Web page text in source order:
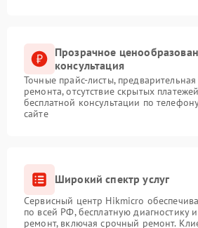
Прозрачное
консультация
Точные прайс-листы,
ремонта, отсутствие скрытых
бесплатной консультации по
сайте
Широкий спектр услуг
Сервисный центр Hikmicro
по всей РФ, бесплатную диагностику
ремонт, включая срочный ремонт.